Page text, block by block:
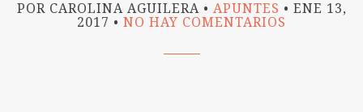
POR CAROLINA AGUILERA APUNTES
ENE 13,
2017
NO HAY COMENTARIOS